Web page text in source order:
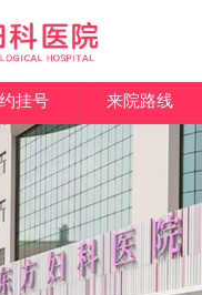
挂号 来院路线